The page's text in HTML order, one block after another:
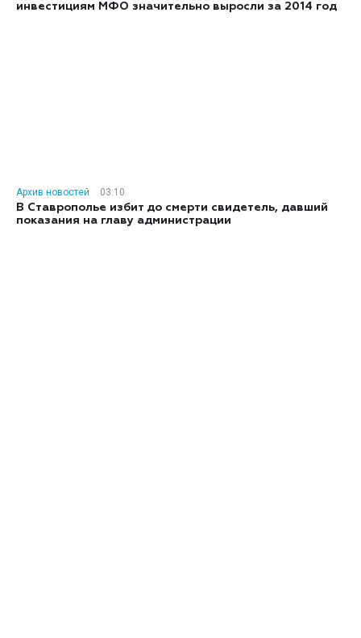
инвестициям МФО значительно выросли за 2014 год
Архив новостей
03:10
В Ставрополье избит до смерти свидетель, давший
показания на главу администрации